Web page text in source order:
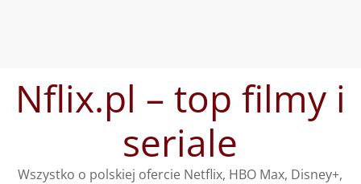
treściNflix.pl – top filmy i
seriale
Wszystko o polskiej ofercie Netflix, HBO Max, Disney+,